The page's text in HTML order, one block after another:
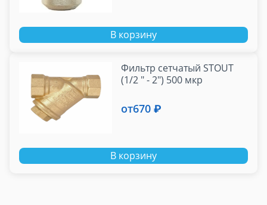
В корзину
Фильтр сетчатый STOUT
(1/2 " - 2") 500 мкр
от670 ₽
В корзину